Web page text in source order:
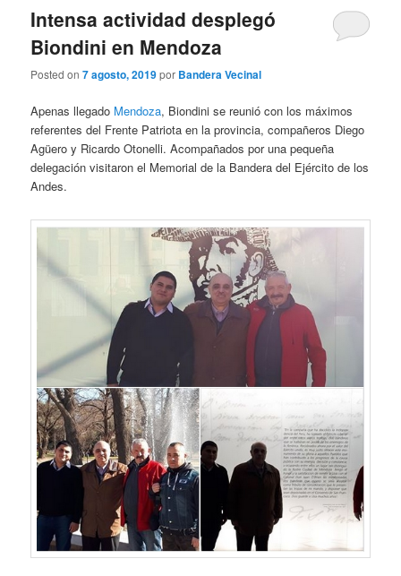
Intensa actividad desplegó
Biondini en Mendoza
Posted on7 agosto, 2019por Bandera Vecinal
Apenas llegado Mendoza, Biondini se reunió con los máximos
referentes del Frente Patriota en la provincia, compañeros Diego
Agüero y Ricardo Otonelli. Acompañados por una pequeña
delegación visitaron el Memorial de la Bandera del Ejército de los
Andes.